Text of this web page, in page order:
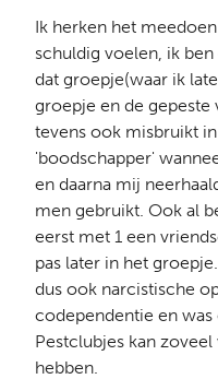
Ik herken het
schuldig voelen, ik
dat groepje(waar ik
groepje en de
tevens ook misbruikt
'boodschapper'
en daarna mij
men gebruikt. Ook al
eerst met 1 een
pas later in het
dus ook narcistische
codependentie en was
Pestclubjes kan
hebben.